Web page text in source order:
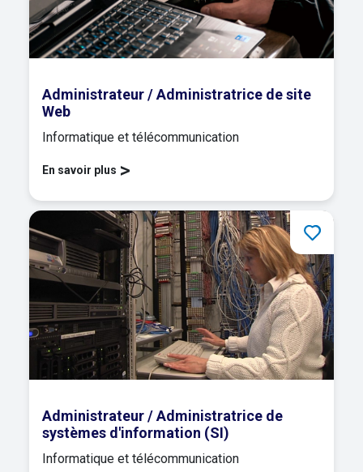
Administrateur / Administratrice de site
Web
Informatique et télécommunication
En savoir plus >
Administrateur / Administratrice de
systèmes d'information (SI)
Informatique et télécommunication